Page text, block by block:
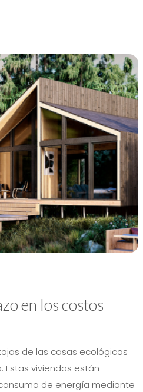
en los costos
de las casas ecológicas
Estas viviendas están
de energía mediante